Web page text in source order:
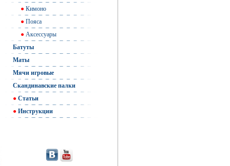
● Кимоно
● Пояса
● Аксессуары
Батуты
Маты
Мячи игровые
Скандинавские палки
● Статьи
● Инструкции